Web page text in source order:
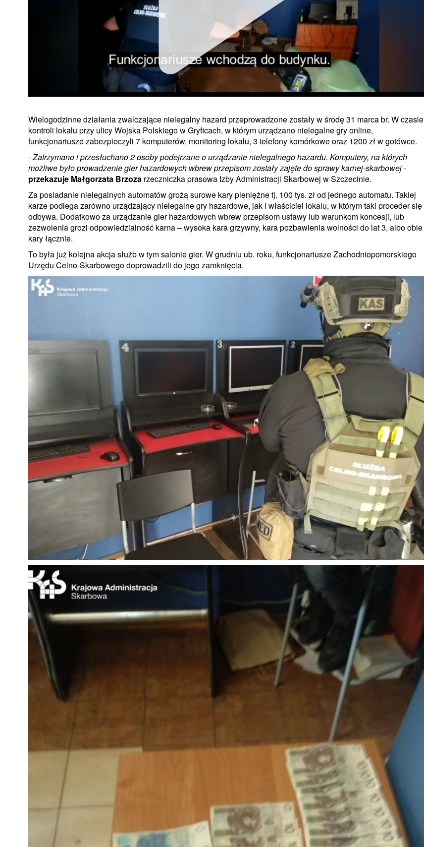
Unmute
Wielogodzinne działania zwalczające nielegalny hazard przeprowadzone zostały w środę 31 marca br. W czasie
kontroli lokalu przy ulicy Wojska Polskiego w Gryficach, w którym urządzano nielegalne gry online,
funkcjonariusze zabezpieczyli 7 komputerów, monitoring lokalu, 3 telefony komórkowe oraz 1200 zł w gotówce.
- Zatrzymano i przesłuchano 2 osoby podejrzane o urządzanie nielegalnego hazardu. Komputery, na których
możliwe było prowadzenie gier hazardowych wbrew przepisom zostały zajęte do sprawy karnej-skarbowej-
przekazuje Małgorzata Brzoza rzeczniczka prasowa Izby Administracji Skarbowej w Szczecinie.
Za posiadanie nielegalnych automatów grożą surowe kary pieniężne tj. 100 tys. zł od jednego automatu. Takiej
karze podlega zarówno urządzający nielegalne gry hazardowe, jak i właściciel lokalu, w którym taki proceder się
odbywa. Dodatkowo za urządzanie gier hazardowych wbrew przepisom ustawy lub warunkom koncesji, lub
zezwolenia grozi odpowiedzialność karna – wysoka kara grzywny, kara pozbawienia wolności do lat 3, albo obie
kary łącznie.
To była już kolejna akcja służb w tym salonie gier. W grudniu ub. roku, funkcjonariusze Zachodniopomorskiego
Urzędu Celno-Skarbowego doprowadzili do jego zamknięcia.